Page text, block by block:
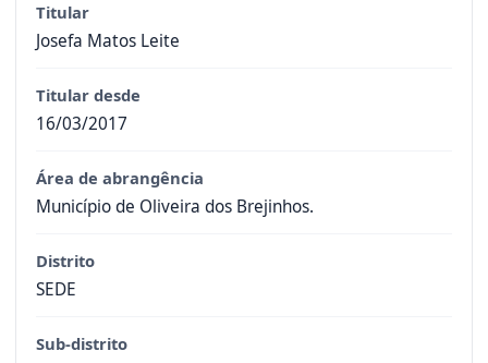
Titular
Josefa Matos Leite
Titular desde
16/03/2017
Área de abrangência
Município de Oliveira dos Brejinhos.
Distrito
SEDE
Sub-distrito